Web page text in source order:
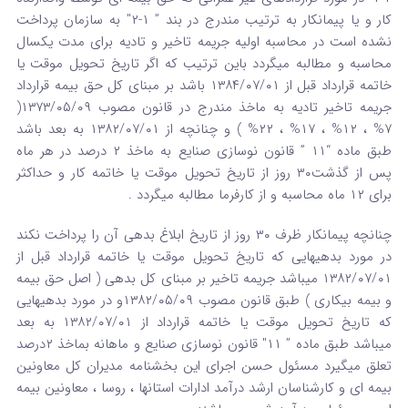
کار و یا پیمانکار به ترتیب مندرج در بند ” ۱-۲″ به سازمان پرداخت
نشده است در محاسبه اولیه جریمه تاخیر و تادیه برای مدت یکسال
محاسبه و مطالبه میگردد باین ترتیب که اگر تاریخ تحویل موقت یا
خاتمه قرارداد قبل از ۱۳۸۴/۰۷/۰۱ باشد بر مبنای کل حق بیمه قرارداد
جریمه تاخیر تادیه به ماخذ مندرج در قانون مصوب ۱۳۷۳/۰۵/۰۹(
۷% ، ۱۲% ، ۱۷% ، ۲۲% ) و چنانچه از ۱۳۸۲/۰۷/۰۱ به بعد باشد
طبق ماده “۱۱ ” قانون نوسازی صنایع به ماخذ ۲ درصد در هر ماه
پس از گذشت۳۰ روز از تاریخ تحویل موقت یا خاتمه کار و حداکثر
برای ۱۲ ماه محاسبه و از کارفرما مطالبه میگردد .
چنانچه پیمانکار ظرف ۳۰ روز از تاریخ ابلاغ بدهی آن را پرداخت نکند
در مورد بدهیهایی که تاریخ تحویل موقت یا خاتمه قرارداد قبل از
۱۳۸۲/۰۷/۰۱ میباشد جریمه تاخیر بر مبنای کل بدهی ( اصل حق بیمه
و بیمه بیکاری ) طبق قانون مصوب ۱۳۸۲/۰۵/۰۹و در مورد بدهیهایی
که تاریخ تحویل موقت یا خاتمه قرارداد از ۱۳۸۲/۰۷/۰۱ به بعد
میباشد طبق ماده ” ۱۱″ قانون نوسازی صنایع و ماهانه بماخذ ۲درصد
تعلق میگیرد مسئول حسن اجرای این بخشنامه مدیران کل معاونین
بیمه ای و کارشناسان ارشد درآمد ادارات استانها ، روسا ، معاونین بیمه